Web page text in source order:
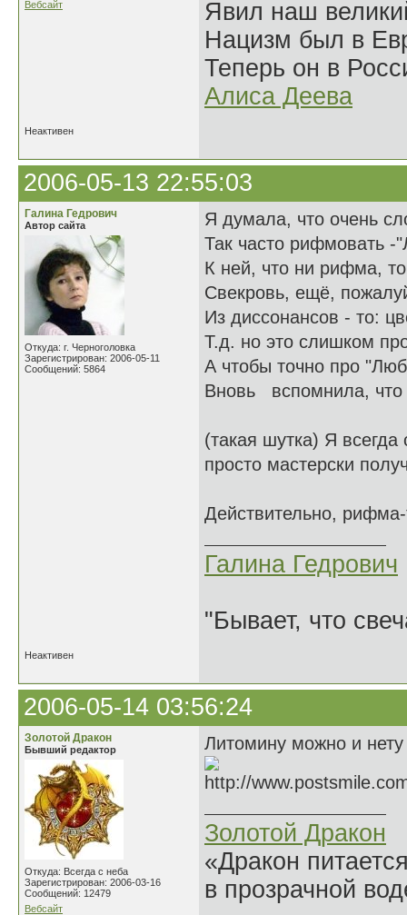
Вебсайт
Явил наш
Нацизм был в
Теперь он в
Алиса Деева
Неактивен
2006-05-13 22:55:03
Галина Гедрович
Автор сайта
Откуда: г. Черноголовка
Зарегистрирован: 2006-05-11
Сообщений: 5864
Я думала, что очень
Так часто рифмовать -
К ней, что ни рифма,
Свекровь, ещё,
Из диссонансов - то:
Т.д. но это слишком
А чтобы точно про
Вновь вспомнила, что
(такая шутка) Я всегда
просто мастерски
Действительно,
Галина Гедрович
"Бывает, что
Неактивен
2006-05-14 03:56:24
Золотой Дракон
Бывший редактор
Откуда: Всегда с неба
Зарегистрирован: 2006-03-16
Сообщений: 12479
Вебсайт
Литомину можно и
Золотой Дракон
«Дракон
в прозрачной